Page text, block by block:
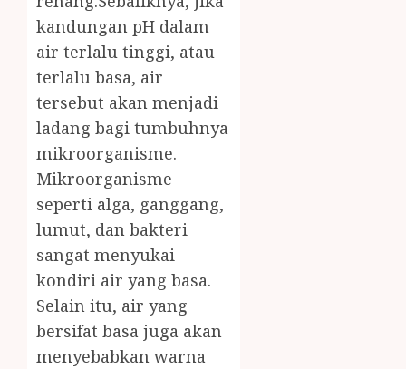
kandungan pH dalam
air terlalu tinggi, atau
terlalu basa, air
tersebut akan menjadi
ladang bagi tumbuhnya
mikroorganisme.
Mikroorganisme
seperti alga, ganggang,
lumut, dan bakteri
sangat menyukai
kondiri air yang basa.
Selain itu, air yang
bersifat basa juga akan
menyebabkan warna